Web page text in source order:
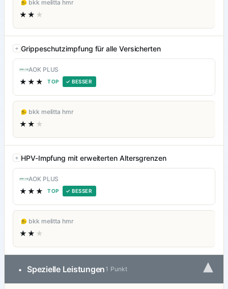
bkk melitta hmr
★★ ★
Grippeschutzimpfung für alle Versicherten
AOK PLUS
★★★ TOP ✓ BESSER
bkk melitta hmr
★★ ★
HPV-Impfung mit erweiterten Altersgrenzen
AOK PLUS
★★★ TOP ✓ BESSER
bkk melitta hmr
★★ ★
• Spezielle Leistungen 1 Punkt ▾